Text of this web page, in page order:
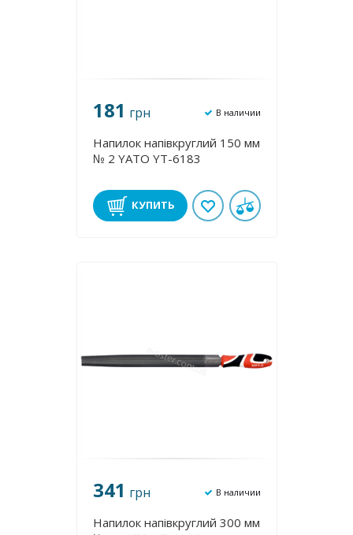
181 грн В наличии
Напилок напівкруглий 150 мм
№ 2 YATO YT-6183
КУПИТЬ
341 грн В наличии
Напилок напівкруглий 300 мм